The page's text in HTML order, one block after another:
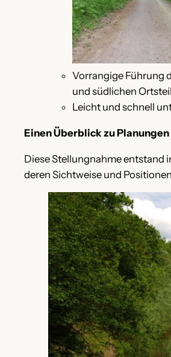
Vorrangige Führung
und südlichen
Leicht und schnell
Einen Überblick zu
Diese Stellungnahme entstand
deren Sichtweise und